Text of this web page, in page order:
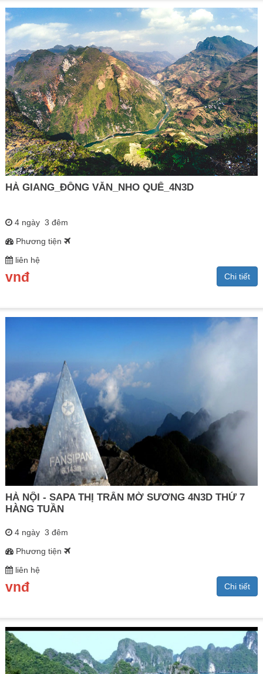
HÀ GIANG_ĐỒNG VĂN_NHO QUẾ_4N3D
4 ngày 3 đêm
Phương tiện
liên hệ
vnđ Chi tiết
HÀ NỘI - SAPA THỊ TRẤN MỜ SƯƠNG 4N3D THỨ 7
HÀNG TUẦN
4 ngày 3 đêm
Phương tiện
liên hệ
vnđ Chi tiết